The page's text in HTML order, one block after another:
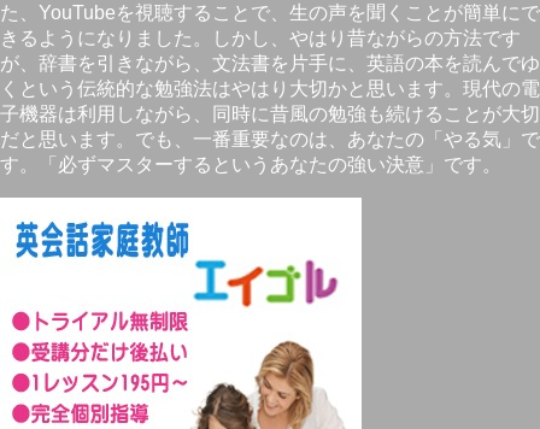
た、YouTubeを視聴することで、生の声を聞くことが簡単にで
きるようになりました。しかし、やはり昔ながらの方法です
が、辞書を引きながら、文法書を片手に、英語の本を読んでゆ
くという伝統的な勉強法はやはり大切かと思います。現代の電
子機器は利用しながら、同時に昔風の勉強も続けることが大切
だと思います。でも、一番重要なのは、あなたの「やる気」で
す。「必ずマスターするというあなたの強い決意」です。